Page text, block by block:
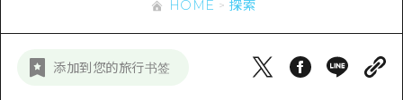
夜晚生活
宫岛周边
东山口
新闻
HOME 探索
添加到您的旅行书签